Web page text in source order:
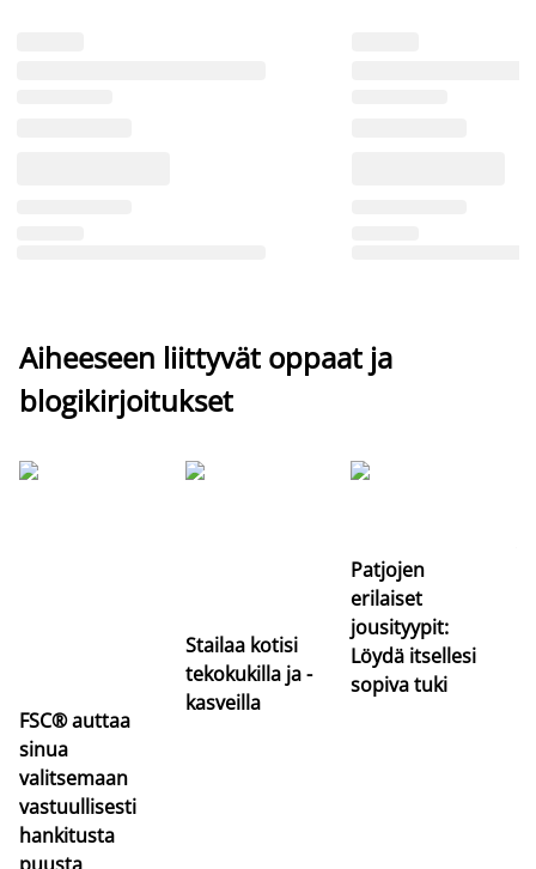
Aiheeseen liittyvät oppaat ja
blogikirjoitukset
FSC® auttaa
sinua
valitsemaan
vastuullisesti
hankitusta
Stailaa kotisi
tekokukilla ja -
kasveilla
Patjojen
erilaiset
jousityypit:
Löydä itsellesi
sopiva tuki